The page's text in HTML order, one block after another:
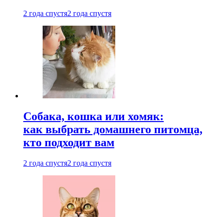
2 года спустя2 года спустя
Собака, кошка или хомяк:
как выбрать домашнего питомца,
кто подходит вам
2 года спустя2 года спустя